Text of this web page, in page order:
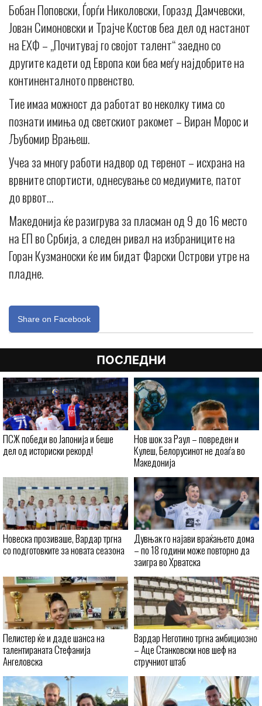
Бобан Поповски, Ѓорѓи Николовски, Горазд Дамчевски,
Јован Симоновски и Трајче Костов беа дел од настанот
на ЕХФ – „Почитувај го својот талент“ заедно со
другите кадети од Европа кои беа меѓу најдобрите на
континенталното првенство.
Тие имаа можност да работат во неколку тима со
познати имиња од светскиот ракомет – Виран Морос и
Љубомир Врањеш.
Учеа за многу работи надвор од теренот – исхрана на
врвните спортисти, однесување со медиумите, патот
до врвот…
Македонија ќе разигрува за пласман од 9 до 16 место
на ЕП во Србија, а следен ривал на избраниците на
Горан Кузманоски ќе им бидат Фарски Острови утре на
пладне.
Share on Facebook
ПОСЛЕДНИ
ПСЖ победи во Јапонија и беше
дел од историски рекорд!
Нов шок за Раул – повреден и
Кулеш, Белорусинот не доаѓа во
Македонија
Новеска прозиваше, Вардар тргна
со подготовките за новата сеазона
Дувњак го најави враќањето дома
– по 18 години може повторно да
заигра во Хрватска
Пелистер ќе и даде шанса на
талентираната Стефанија
Ангеловска
Вардар Неготино тргна амбициозно
– Аце Станковски нов шеф на
стручниот штаб